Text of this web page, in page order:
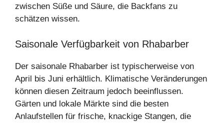
zwischen Süße und Säure, die Backfans zu
schätzen wissen.
Saisonale Verfügbarkeit von Rhabarber
Der saisonale Rhabarber ist typischerweise von
April bis Juni erhältlich. Klimatische Veränderungen
können diesen Zeitraum jedoch beeinflussen.
Gärten und lokale Märkte sind die besten
Anlaufstellen für frische, knackige Stangen, die